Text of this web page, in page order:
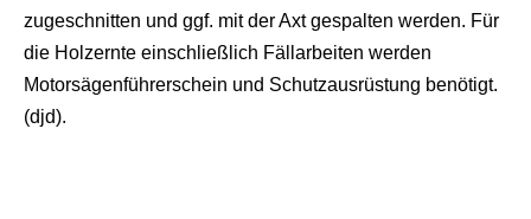
zugeschnitten und ggf. mit der Axt gespalten werden. Für
die Holzernte einschließlich Fällarbeiten werden
Motorsägenführerschein und Schutzausrüstung benötigt.
(djd).